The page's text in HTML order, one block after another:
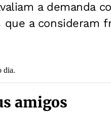
a demanda
que a consideram
dia.
amigos